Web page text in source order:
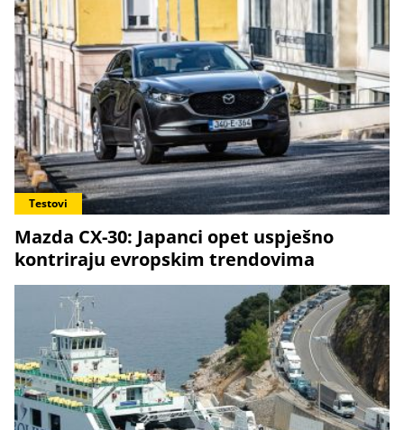
Testovi
Mazda CX-30: Japanci opet uspješno
kontriraju evropskim trendovima